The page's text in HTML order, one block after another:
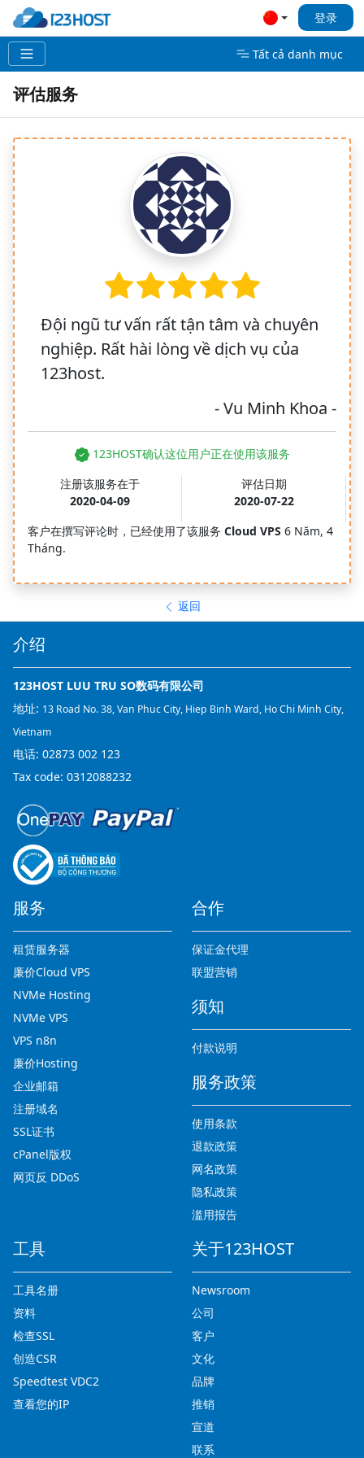
登录
Tất cả danh mục
评估服务
Đội ngũ tư vấn rất tận tâm và chuyên
nghiệp. Rất hài lòng về dịch vụ của
123host.
- Vu Minh Khoa -
123HOST确认这位用户正在使用该服务
注册该服务在于
2020-04-09
评估日期
2020-07-22
客户在撰写评论时，已经使用了该服务 Cloud VPS 6 Năm, 4
Tháng.
返回
介绍
123HOST LUU TRU SO数码有限公司
地址: 13 Road No. 38, Van Phuc City, Hiep Binh Ward, Ho Chi Minh City,
Vietnam
电话: 02873 002 123
Tax code: 0312088232
服务
租赁服务器
廉价Cloud VPS
NVMe Hosting
NVMe VPS
VPS n8n
廉价Hosting
企业邮箱
注册域名
SSL证书
cPanel版权
网页反 DDoS
合作
保证金代理
联盟营销
须知
付款说明
服务政策
使用条款
退款政策
网名政策
隐私政策
滥用报告
工具
工具名册
资料
检查SSL
创造CSR
Speedtest VDC2
查看您的IP
关于123HOST
Newsroom
公司
客户
文化
品牌
推销
宣道
联系